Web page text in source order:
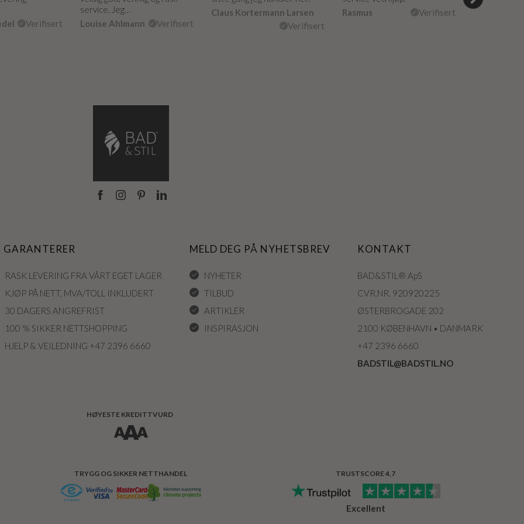
Verifisert
service. Jeg…
Louise Ahlmann
Verifisert
Claus Kortermann Larsen
Verifisert
Rasmus
Verifisert
måte.
GARANTERER
RASK LEVERING FRA VÅRT EGET LAGER
KJØP PÅ NETT, MVA/TOLL INKLUDERT
30 DAGERS ANGREFRIST
100 % SIKKER NETTSHOPPING
HJELP & VEILEDNING +47 2396 6660
MELD DEG PÅ NYHETSBREV
NYHETER
TILBUD
ARTIKLER
INSPIRASJON
KONTAKT
BAD&STIL® ApS
CVR.NR. 920920225
ØSTERBROGADE 202
2100 KØBENHAVN • DANMARK
+47 2396 6660
BADSTIL@BADSTIL.NO
HØYESTE KREDITTVURD
TRYGG OG SIKKER NETTHANDEL TRUSTSCORE 4,7
Excellent